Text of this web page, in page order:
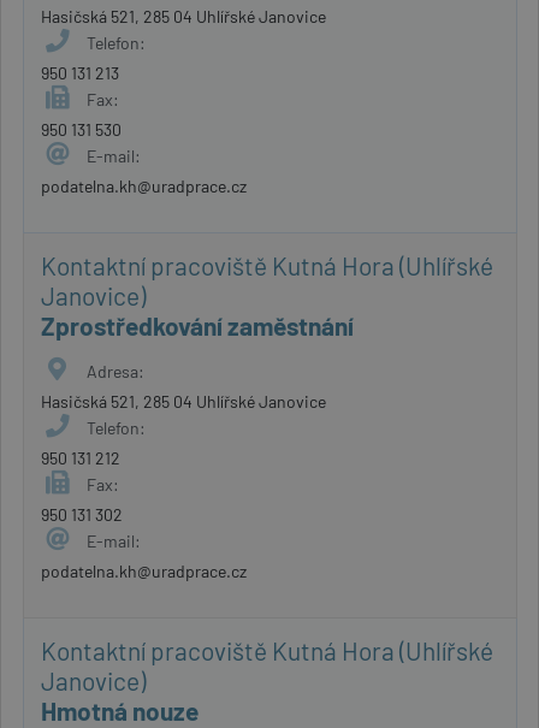
Hasičská 521, 285 04 Uhlířské Janovice
Telefon:
950 131 213
Fax:
950 131 530
E-mail:
podatelna.kh@uradprace.cz
Kontaktní pracoviště Kutná Hora (Uhlířské
Janovice)
Zprostředkování zaměstnání
Adresa:
Hasičská 521, 285 04 Uhlířské Janovice
Telefon:
950 131 212
Fax:
950 131 302
E-mail:
podatelna.kh@uradprace.cz
Kontaktní pracoviště Kutná Hora (Uhlířské
Janovice)
Hmotná nouze